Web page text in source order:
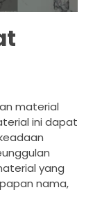
material
ini dapat
yang
nama,